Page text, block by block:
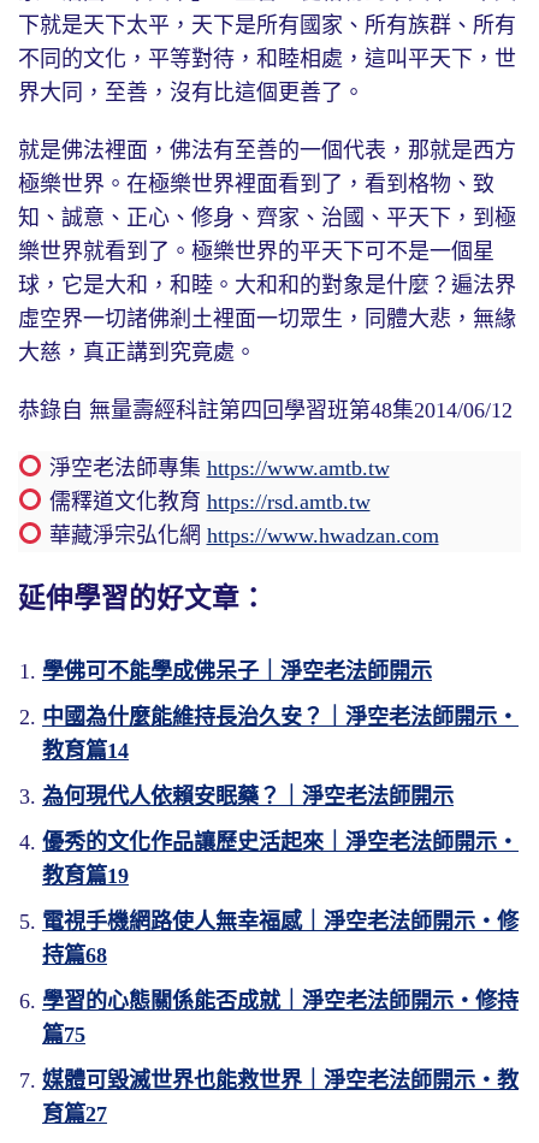
下就是天下太平，天下是所有國家、所有族群、所有
不同的文化，平等對待，和睦相處，這叫平天下，世
界大同，至善，沒有比這個更善了。
就是佛法裡面，佛法有至善的一個代表，那就是西方
極樂世界。在極樂世界裡面看到了，看到格物、致
知、誠意、正心、修身、齊家、治國、平天下，到極
樂世界就看到了。極樂世界的平天下可不是一個星
球，它是大和，和睦。大和和的對象是什麼？遍法界
虛空界一切諸佛剎土裡面一切眾生，同體大悲，無緣
大慈，真正講到究竟處。
恭錄自 無量壽經科註第四回學習班第48集2014/06/12
淨空老法師專集 https://www.amtb.tw
儒釋道文化教育 https://rsd.amtb.tw
華藏淨宗弘化網 https://www.hwadzan.com
延伸學習的好文章：
學佛可不能學成佛呆子｜淨空老法師開示
中國為什麼能維持長治久安？｜淨空老法師開示・
教育篇14
為何現代人依賴安眠藥？｜淨空老法師開示
優秀的文化作品讓歷史活起來｜淨空老法師開示・
教育篇19
電視手機網路使人無幸福感｜淨空老法師開示・修
持篇68
學習的心態關係能否成就｜淨空老法師開示・修持
篇75
媒體可毀滅世界也能救世界｜淨空老法師開示・教
育篇27